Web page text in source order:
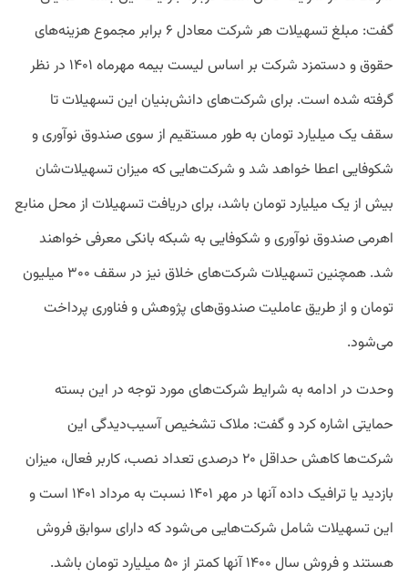
گفت: مبلغ تسهیلات هر شرکت معادل ۶ برابر مجموع هزینه‌های
حقوق و دستمزد شرکت بر اساس لیست بیمه مهرماه ۱۴۰۱ در نظر
گرفته شده است. برای شرکت‌های دانش‌بنیان این تسهیلات تا
سقف یک میلیارد تومان به طور مستقیم از سوی صندوق نوآوری و
شکوفایی اعطا خواهد شد و شرکت‌هایی که میزان تسهیلات‌شان
بیش از یک میلیارد تومان باشد، برای دریافت تسهیلات از محل منابع
اهرمی صندوق نوآوری و شکوفایی به شبکه بانکی معرفی خواهند
شد. همچنین تسهیلات شرکت‌های خلاق نیز در سقف ۳۰۰ میلیون
تومان و از طریق عاملیت صندوق‌های پژوهش و فناوری پرداخت
می‌شود.
وحدت در ادامه به شرایط شرکت‌های مورد توجه در این بسته
حمایتی اشاره کرد و گفت: ملاک تشخیص آسیب‌دیدگی این
شرکت‌ها کاهش حداقل ۲۰ درصدی تعداد نصب، کاربر فعال، میزان
بازدید یا ترافیک داده آنها در مهر ۱۴۰۱ نسبت به مرداد ۱۴۰۱ است و
این تسهیلات شامل شرکت‌هایی می‌شود که دارای سوابق فروش
هستند و فروش سال ۱۴۰۰ آنها کمتر از ۵۰ میلیارد تومان باشد.